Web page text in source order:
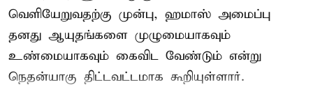
வெளியேறுவதற்கு முன்பு, ஹமாஸ் அமைப்பு
தனது ஆயுதங்களை முழுமையாகவும்
உண்மையாகவும் கைவிட வேண்டும் என்று
நெதன்யாகு திட்டவட்டமாக கூறியுள்ளார்.